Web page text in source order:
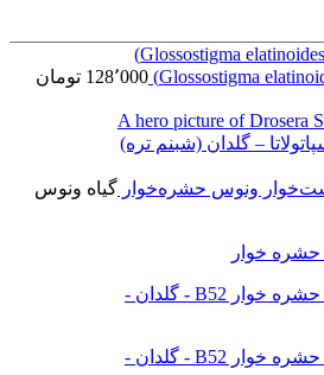
128٬000 تومان
– گلدان (شبنم تره)
ونوس حشره‌خوار گیاه ونوس